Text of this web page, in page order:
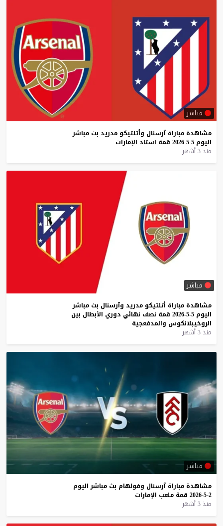
مباشر
مشاهدة مباراة آرسنال وأتلتيكو مدريد بث مباشر
اليوم 5-5-2026 قمة استاد الإمارات
منذ 3 أشهر
مباشر
مشاهدة مباراة أتلتيكو مدريد وآرسنال بث مباشر
اليوم 5-5-2026 قمة نصف نهائي دوري الأبطال بين
الروخيبلانكوس والمدفعجية
منذ 3 أشهر
مباشر
مشاهدة مباراة آرسنال وفولهام بث مباشر اليوم
2-5-2026
قمة ملعب الإمارات
منذ 3 أشهر